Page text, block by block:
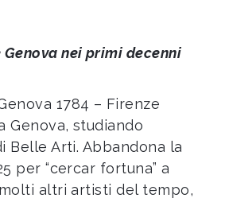
nei primi decenni
1784 – Firenze
Genova, studiando
Belle Arti. Abbandona la
per “cercar fortuna” a
altri artisti del tempo,